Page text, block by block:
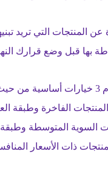
المنتجات التي تريد
بها قبل وضع قرارك
الفاخرة وطبقة
السوية المتوسطة
ذات الأسعار